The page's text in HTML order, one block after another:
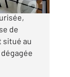
ville de
de
situé au